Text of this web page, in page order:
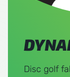
sets
Kwik Stik
& CARTS
Turn
Disc golf